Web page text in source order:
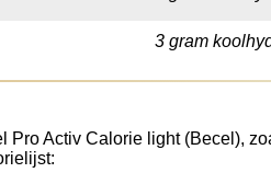
3 gram
Activ Calorie light (Becel),